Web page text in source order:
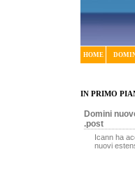
HOME
IN PRIMO
Domini
.post
Icann ha
nuovi